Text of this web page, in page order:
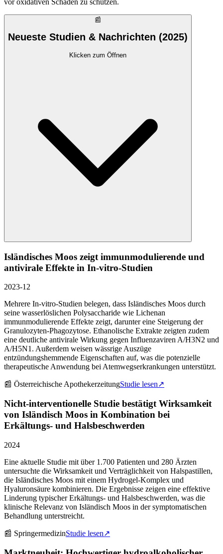
📰
Neueste Studien & Nachrichten (2025)
Klicken zum Öffnen
Isländisches Moos zeigt immunmodulierende und
antivirale Effekte in In-vitro-Studien
2023-12
Mehrere In-vitro-Studien belegen, dass Isländisches Moos durch
seine wasserlöslichen Polysaccharide wie Lichenan
immunmodulierende Effekte zeigt, darunter eine Steigerung der
Granulozyten-Phagozytose. Ethanolische Extrakte zeigten zudem
eine deutliche antivirale Wirkung gegen Influenzaviren A/H3N2 und
A/H5N1. Außerdem weisen wässrige Auszüge
entzündungshemmende Eigenschaften auf, was die potenzielle
therapeutische Anwendung bei Atemwegserkrankungen unterstützt.
📰 Österreichische ApothekerzeitungStudie lesen↗
Nicht-interventionelle Studie bestätigt Wirksamkeit
von Isländisch Moos in Kombination bei
Erkältungs- und Halsbeschwerden
2024
Eine aktuelle Studie mit über 1.700 Patienten und 280 Ärzten
untersuchte die Wirksamkeit und Verträglichkeit von Halspastillen,
die Isländisches Moos mit einem Hydrogel-Komplex und
Hyaluronsäure kombinieren. Die Ergebnisse zeigen eine effektive
Linderung typischer Erkältungs- und Halsbeschwerden, was die
klinische Relevanz von Isländisch Moos in der symptomatischen
Behandlung unterstreicht.
📰 SpringermedizinStudie lesen↗